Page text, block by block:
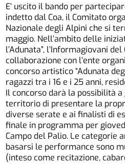
E’ uscito il bando per
indetto dal Coa, il Comitato
Nazionale degli Alpini che si
maggio. Nell’ambito delle
l’Adunata”, l’Informagiovani
collaborazione con l’ente
concorso artistico “Adunata
ragazzi tra i 16 e i 25 anni,
Il concorso darà la possibilità
territorio di presentare la
diverse serate e ai finalisti di
finale in programma per
Campo del Palio. Le categorie
basarsi le performance sono
(inteso come recitazione,